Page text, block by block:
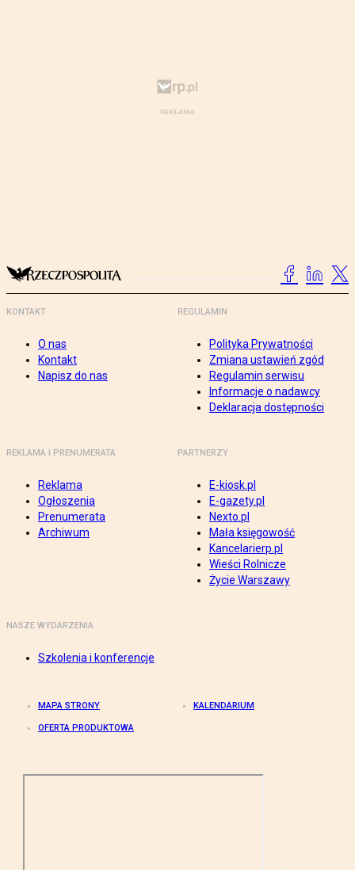
KONTAKT
O nas
Kontakt
Napisz do nas
REGULAMIN
Polityka Prywatności
Zmiana ustawień zgód
Regulamin serwisu
Informacje o nadawcy
Deklaracja dostępności
REKLAMA I PRENUMERATA
Reklama
Ogłoszenia
Prenumerata
Archiwum
PARTNERZY
E-kiosk.pl
E-gazety.pl
Nexto.pl
Mała księgowość
Kancelarierp.pl
Wieści Rolnicze
Życie Warszawy
NASZE WYDARZENIA
Szkolenia i konferencje
MAPA STRONY KALENDARIUM
OFERTA PRODUKTOWA